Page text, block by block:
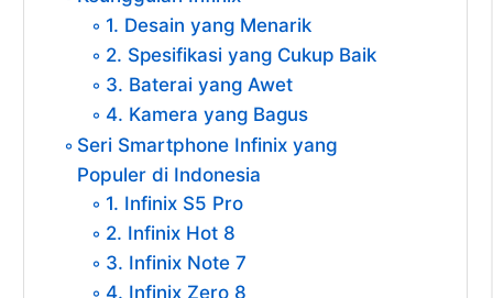
1. Desain yang Menarik
2. Spesifikasi yang Cukup Baik
3. Baterai yang Awet
4. Kamera yang Bagus
Seri Smartphone Infinix yang
Populer di Indonesia
1. Infinix S5 Pro
2. Infinix Hot 8
3. Infinix Note 7
4. Infinix Zero 8